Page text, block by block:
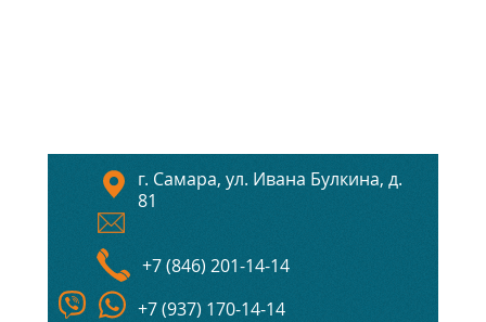
г. Самара, ул. Ивана Булкина, д.
81
+7 (846) 201-14-14
+7 (937) 170-14-14